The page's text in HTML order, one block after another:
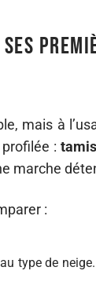
mais à
: tamis
marche
:
type de